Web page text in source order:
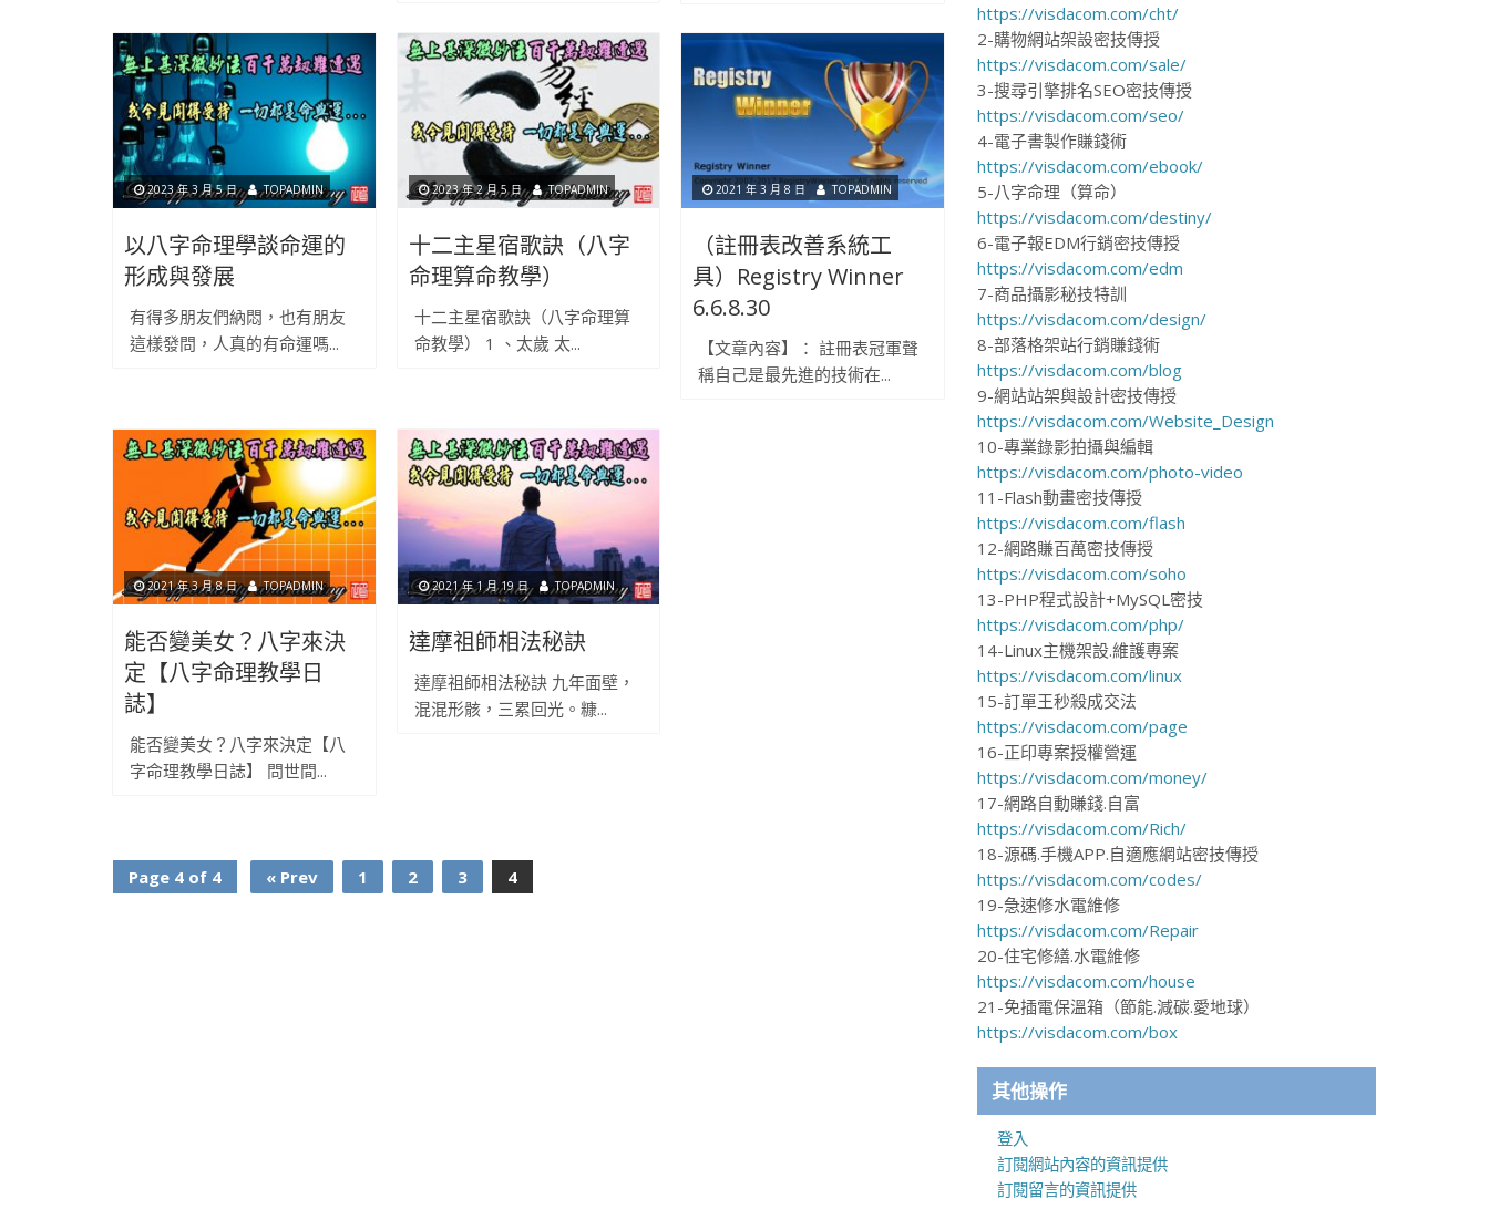
2023 年 3 月 5 日 TOPADMIN
以八字命理學談命運的
形成與發展
有得多朋友們納悶，也有朋友
這樣發問，人真的有命運嗎...
2023 年 2 月 5 日 TOPADMIN
十二主星宿歌訣（八字
命理算命教學）
十二主星宿歌訣（八字命理算
命教學） 1 、太歲 太...
2021 年 3 月 8 日 TOPADMIN
（註冊表改善系統工
具）Registry Winner
6.6.8.30
【文章內容】： 註冊表冠軍聲
稱自己是最先進的技術在...
2021 年 3 月 8 日 TOPADMIN
能否變美女？八字來決
定【八字命理教學日
誌】
能否變美女？八字來決定【八
字命理教學日誌】 問世間...
2021 年 1 月 19 日 TOPADMIN
達摩祖師相法秘訣
達摩祖師相法秘訣 九年面壁，
混混形骸，三累回光。糠...
Page 4 of 4 « Prev 1 2 3 4
https://visdacom.com/cht/
2-購物網站架設密技傳授
https://visdacom.com/sale/
3-搜尋引擎排名SEO密技傳授
https://visdacom.com/seo/
4-電子書製作賺錢術
https://visdacom.com/ebook/
5-八字命理（算命）
https://visdacom.com/destiny/
6-電子報EDM行銷密技傳授
https://visdacom.com/edm
7-商品攝影秘技特訓
https://visdacom.com/design/
8-部落格架站行銷賺錢術
https://visdacom.com/blog
9-網站站架與設計密技傳授
https://visdacom.com/Website_Design
10-專業錄影拍攝與編輯
https://visdacom.com/photo-video
11-Flash動畫密技傳授
https://visdacom.com/flash
12-網路賺百萬密技傳授
https://visdacom.com/soho
13-PHP程式設計+MySQL密技
https://visdacom.com/php/
14-Linux主機架設.維護專案
https://visdacom.com/linux
15-訂單王秒殺成交法
https://visdacom.com/page
16-正印專案授權營運
https://visdacom.com/money/
17-網路自動賺錢.自富
https://visdacom.com/Rich/
18-源碼.手機APP.自適應網站密技傳授
https://visdacom.com/codes/
19-急速修水電維修
https://visdacom.com/Repair
20-住宅修繕.水電維修
https://visdacom.com/house
21-免插電保溫箱（節能.減碳.愛地球）
https://visdacom.com/box
其他操作
登入
訂閱網站內容的資訊提供
訂閱留言的資訊提供